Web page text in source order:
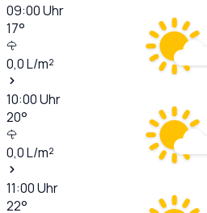
09:00Uhr
17°
0,0L/m²
10:00Uhr
20°
0,0L/m²
11:00Uhr
22°